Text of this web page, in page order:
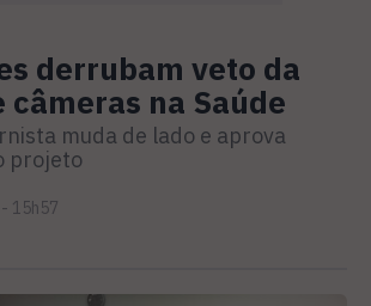
derrubam veto da
câmeras na Saúde
muda de lado e aprova
projeto
15h57